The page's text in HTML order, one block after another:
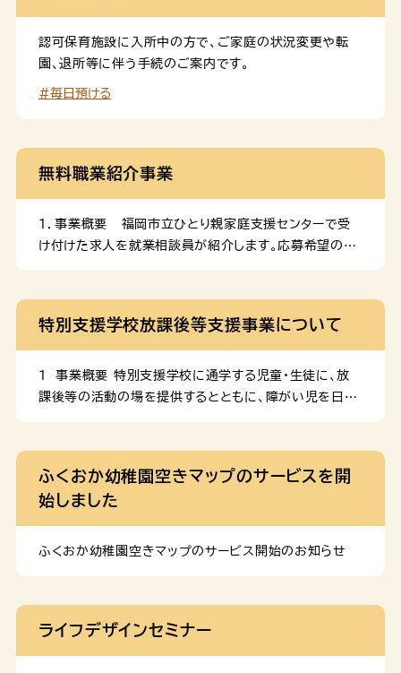
認可保育施設に入所中の方で、ご家庭の状況変更や転
園、退所等に伴う手続のご案内です。
#毎日預ける
無料職業紹介事業
１．事業概要 福岡市立ひとり親家庭支援センターで受
け付けた求人を就業相談員が紹介します。応募希望の方
人者ともに無料。 ４．事業イメージ お問い合わせ 福岡市
立ひとり親家庭支援センター 電話番号：092-715-
8805福岡市立ひとり親家庭支援センターホームページ
ひとり親家庭情報ポータルサイト「たよって」 ひとり親家
とサイトにジャンプします。
特別支援学校放課後等支援事業について
１ 事業概要 特別支援学校に通学する児童・生徒に、放
課後等の活動の場を提供するとともに、障がい児を日常
実施時間 ※日曜、祝日及び12月29日～1月3日は
事業を実施しません。 （３）利用料 ※ひと月の利用料
合計が3,000円を超える場合、利用者負担額は3,000
円を上限とします。 （４）本事業を利用できる方 （１）に掲
人のホームページへ移動します。
ふくおか幼稚園空きマップのサービスを開
始しました
ふくおか幼稚園空きマップのサービス開始のお知らせ
ライフデザインセミナー